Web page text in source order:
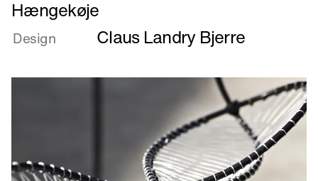
mere
om
Hængekøje
Design Claus Landry Bjerre